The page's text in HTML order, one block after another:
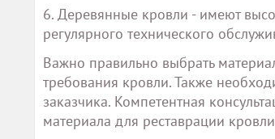
6. Деревянные кровли - имеют
регулярного технического
Важно правильно выбрать
требования кровли. Также
заказчика. Компетентная
материала для реставрации